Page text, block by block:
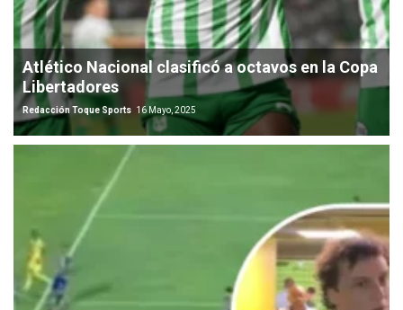
Atlético Nacional clasificó a octavos en la Copa
Libertadores
Redacción Toque Sports 16 Mayo, 2025